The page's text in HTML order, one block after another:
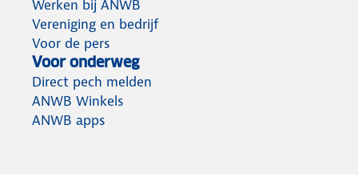
Werken bij ANWB
Vereniging en bedrijf
Voor de pers
Voor onderweg
Direct pech melden
ANWB Winkels
ANWB apps